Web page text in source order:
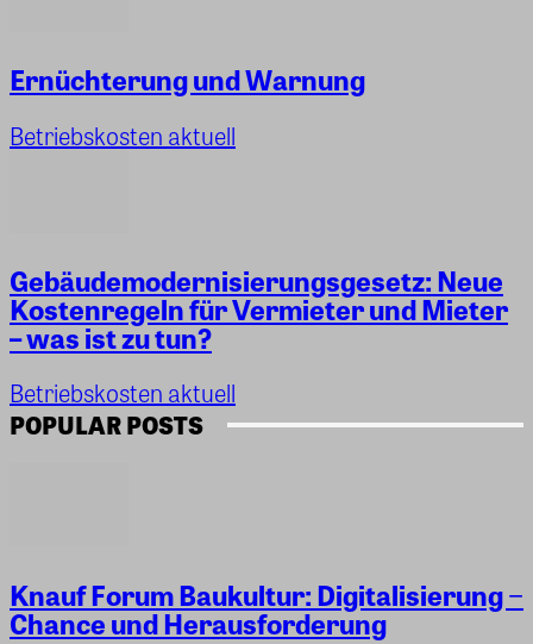
Ernüchterung und Warnung
Betriebskosten aktuell
Gebäudemodernisierungsgesetz: Neue
Kostenregeln für Vermieter und Mieter
– was ist zu tun?
Betriebskosten aktuell
POPULAR POSTS
Knauf Forum Baukultur: Digitalisierung −
Chance und Herausforderung